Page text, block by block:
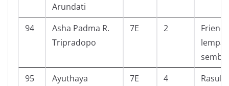
Arundati
94
Asha Padma R.
Tripradopo
7E 2
95
Ayuthaya
7E 4
Rasuk